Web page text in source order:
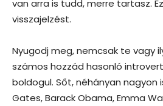
van arra is tudd, merre tartasz.
visszajelzést.
Nyugodj meg, nemcsak te vagy
számos hozzád hasonló
boldogul. Sőt, néhányan nagyon
Gates, Barack Obama, Emma